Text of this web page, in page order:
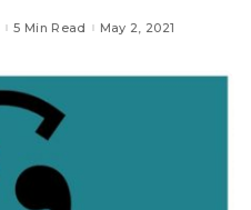
5 Min Read May 2, 2021